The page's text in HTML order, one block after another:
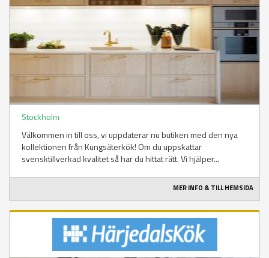
Stockholm
Välkommen in till oss, vi uppdaterar nu butiken med den nya
kollektionen från Kungsäterkök! Om du uppskattar
svensktillverkad kvalitet så har du hittat rätt. Vi hjälper...
MER INFO & TILL HEMSIDA